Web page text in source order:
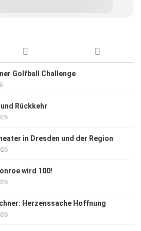
Golfball Challenge
Rückkehr
in Dresden und der Region
wird 100!
Herzenssache Hoffnung